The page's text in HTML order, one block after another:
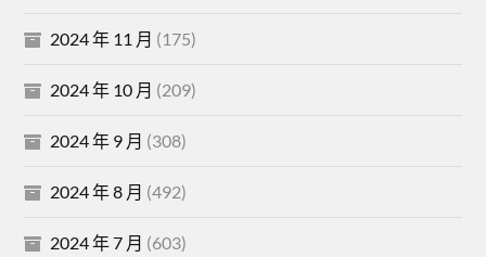
2024 年 11 月 (175)
2024 年 10 月 (209)
2024 年 9 月 (308)
2024 年 8 月 (492)
2024 年 7 月 (603)